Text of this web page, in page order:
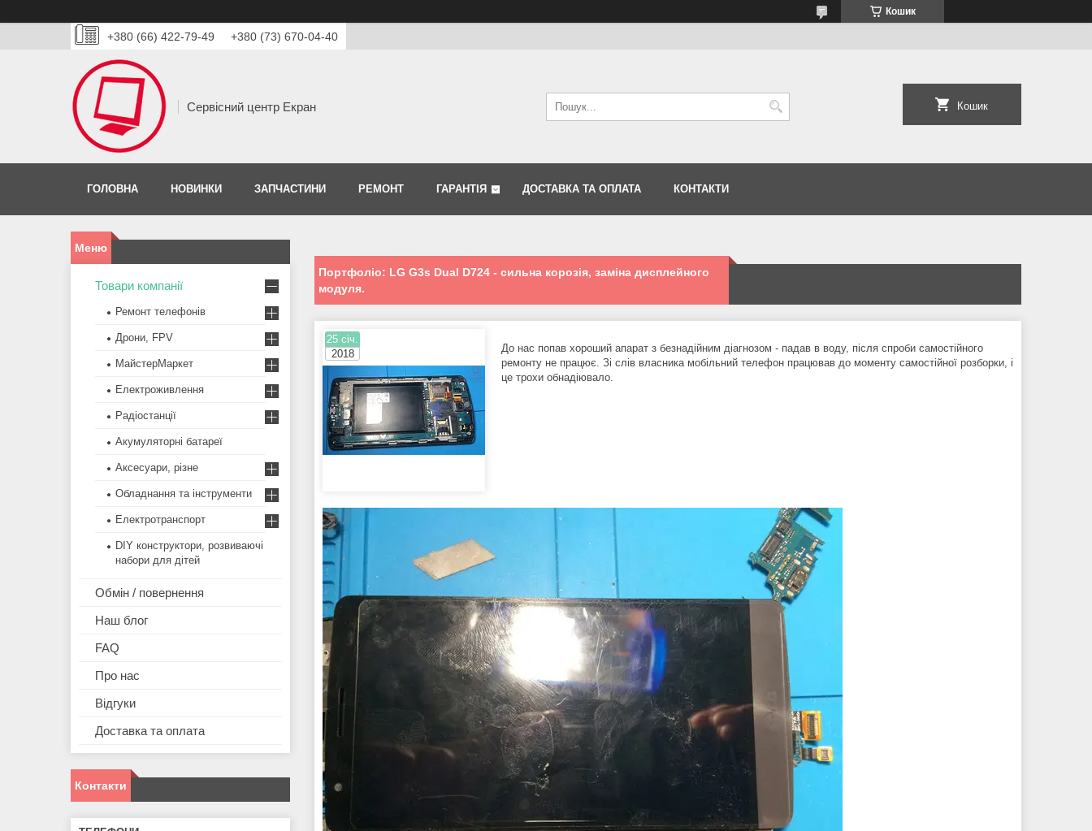
Кошик
+380 (66) 422-79-49 +380 (73) 670-04-40
Сервісний центр Екран Кошик
ГОЛОВНА НОВИНКИ ЗАПЧАСТИНИ РЕМОНТ ГАРАНТІЯ ДОСТАВКА ТА ОПЛАТА КОНТАКТИ
Портфоліо: LG G3s Dual D724 - сильна корозія, заміна дисплейного
модуля.
25 січ.
2018
До нас попав хороший апарат з безнадійним діагнозом - падав в воду, після спроби самостійного
ремонту не працює. Зі слів власника мобільний телефон працював до моменту самостійної розборки, і
це трохи обнадіювало.
Товари компанії
Ремонт телефонів
Дрони, FPV
МайстерМаркет
Електроживлення
Радіостанції
Акумуляторні батареї
Аксесуари, різне
Обладнання та інструменти
Електротранспорт
DIY конструктори, розвиваючі
набори для дітей
Обмін / повернення
Наш блог
FAQ
Про нас
Відгуки
Доставка та оплата
Контакти